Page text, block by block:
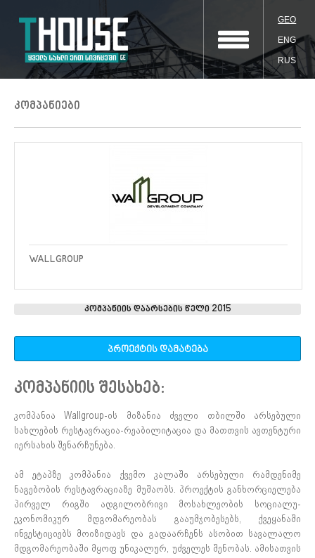
GEO
ENG
RUS
კომპანიები
WALLGROUP
კომპანიის დაარსების წელი 2015
პროექტის დამატება
კომპანიის შესახებ:
კომპანია Wallgroup-ის მიზანია ძველი თბილში არსებული
სახლების რესტავრაცია-რეაბილიტაცია და მათთვის ავთენტური
იერსახის შენარჩუნება.
ამ ეტაპზე კომპანია ქვემო კალაში არსებული რამდენიმე
ნაგებობის რესტავრაციაზე მუშაობს. პროექტის განხორციელება
პირველ რიგში ადგილობრივი მოსახლეობის სოციალუ-
ეკონომიკურ მდგომარეობას გააუმჯობესებს, ქვეყანაში
ინვესტიციებს მოიზიდავს და გადაარჩენს ასობით სავალალო
მდგომარეობაში მყოფ უნიკალურ, უძველეს შენობას. ამისათვის